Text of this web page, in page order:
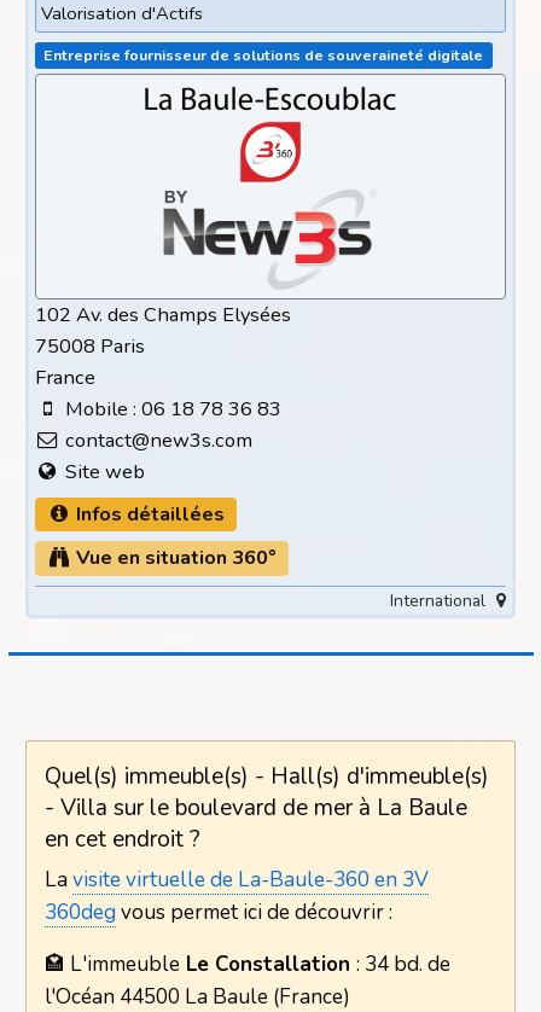
Valorisation d'Actifs
Entreprise fournisseur de solutions de souveraineté digitale
102 Av. des Champs Elysées
75008 Paris
France
Mobile : 06 18 78 36 83
contact@new3s.com
Site web
Infos détaillées
Vue en situation 360°
International
Quel(s) immeuble(s) - Hall(s) d'immeuble(s)
- Villa sur le boulevard de mer à La Baule
en cet endroit ?
Lavisite virtuelle de La-Baule-360 en 3V
360degvous permet ici de découvrir :
🏩 L'immeuble Le Constallation: 34 bd. de
l'Océan 44500 La Baule (France)